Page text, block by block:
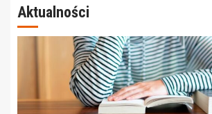
Aktualności